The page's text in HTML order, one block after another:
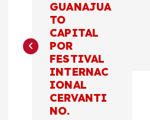
e
GUANAJUA
TO
CAPITAL
POR
FESTIVAL
INTERNAC
IONAL
CERVANTI
NO.